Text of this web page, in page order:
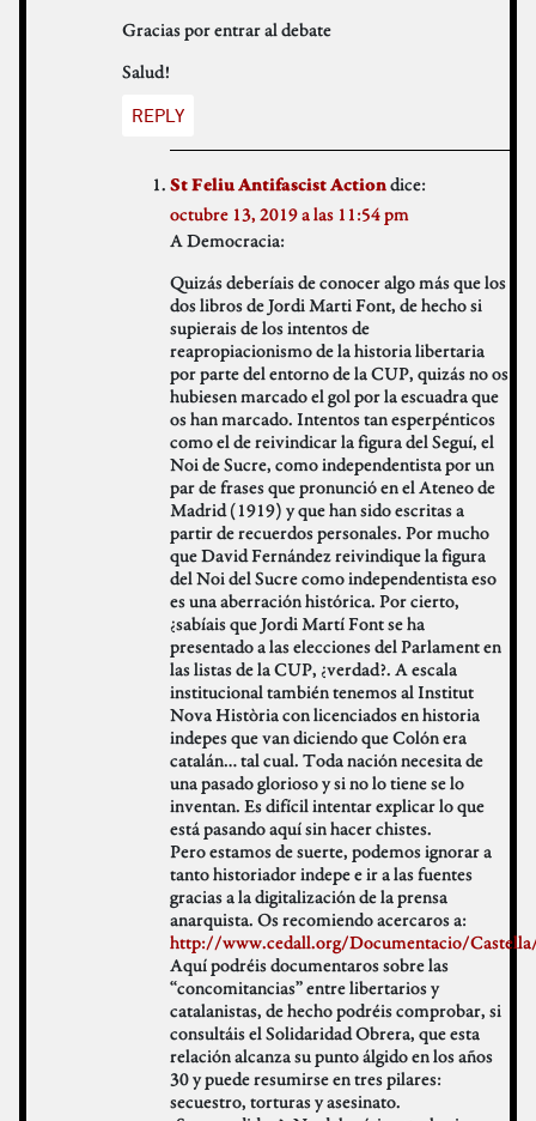
Gracias por entrar al debate
Salud!
REPLY
St Feliu Antifascist Actiondice:
octubre 13, 2019 a las 11:54 pm
A Democracia:
Quizás deberíais de conocer algo más que los
dos libros de Jordi Marti Font, de hecho si
supierais de los intentos de
reapropiacionismo de la historia libertaria
por parte del entorno de la CUP, quizás no os
hubiesen marcado el gol por la escuadra que
os han marcado. Intentos tan esperpénticos
como el de reivindicar la figura del Seguí, el
Noi de Sucre, como independentista por un
par de frases que pronunció en el Ateneo de
Madrid (1919) y que han sido escritas a
partir de recuerdos personales. Por mucho
que David Fernández reivindique la figura
del Noi del Sucre como independentista eso
es una aberración histórica. Por cierto,
¿sabíais que Jordi Martí Font se ha
presentado a las elecciones del Parlament en
las listas de la CUP, ¿verdad?. A escala
institucional también tenemos al Institut
Nova Història con licenciados en historia
indepes que van diciendo que Colón era
catalán… tal cual. Toda nación necesita de
una pasado glorioso y si no lo tiene se lo
inventan. Es difícil intentar explicar lo que
está pasando aquí sin hacer chistes.
Pero estamos de suerte, podemos ignorar a
tanto historiador indepe e ir a las fuentes
gracias a la digitalización de la prensa
anarquista. Os recomiendo acercaros a:
http://www.cedall.org/Documentacio/
Aquí podréis documentaros sobre las
“concomitancias” entre libertarios y
catalanistas, de hecho podréis comprobar, si
consultáis el Solidaridad Obrera, que esta
relación alcanza su punto álgido en los años
30 y puede resumirse en tres pilares:
secuestro, torturas y asesinato.